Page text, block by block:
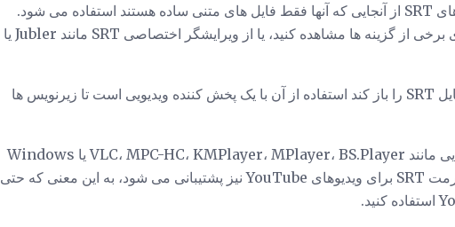
هر ویرایشگر متن می تواند برای باز کردن فایل های SRT از آنجایی که آنها فقط فایل های متنی ساده هستند استفاده می شود.
برای برخی از گزینه ها مشاهده کنید، یا از ویرایشگر اختصاصی SRT مانند Jubler یا
با این حال، رایج ترین دلیل که کسی می خواهد فایل SRT را باز کند استفاده از آن با یک پخش کننده ویدیویی است تا زیرنویس ها
در این حالت می توانید یک فایل SRT با برنامه هایی مانند VLC، MPC-HC، KMPlayer، MPlayer، BS.Player یا Windows
Media Player (با پلاگین VobSub) باز کنید. فرمت SRT برای ویدیوهای YouTube نیز پشتیبانی می شود، به این معنی که حتی